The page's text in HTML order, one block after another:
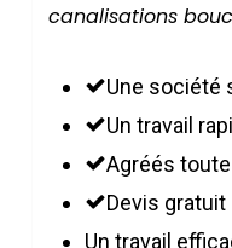
canalisations
Une société
Un travail
Agréés
Devis gratuit
Un travail